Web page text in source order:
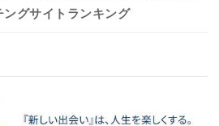
ングサイトランキング